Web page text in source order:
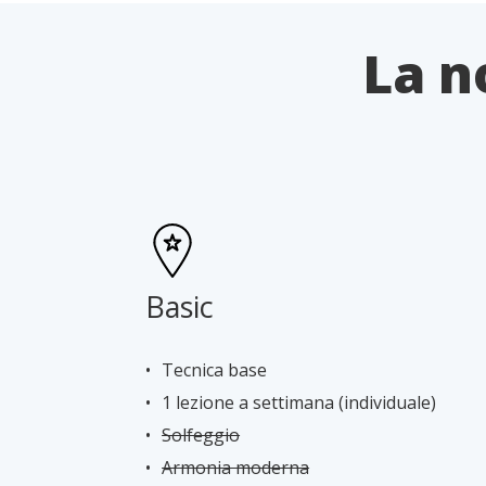
La
Basic
Tecnica base
1 lezione a settimana (individuale)
Solfeggio
Armonia moderna